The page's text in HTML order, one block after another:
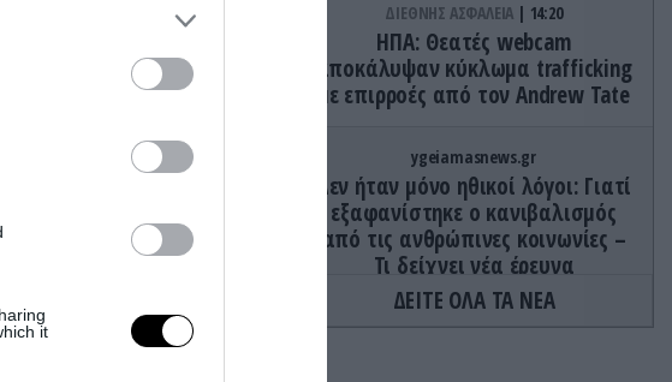
it
ΔΙΕΘΝΗΣ ΑΣΦΑΛΕΙΑ 14:20
ΗΠΑ: Θεατές webcam
αποκάλυψαν κύκλωμα trafficking
με επιρροές από τον Andrew Tate
ygeiamasnews.gr
Δεν ήταν μόνο ηθικοί λόγοι: Γιατί
εξαφανίστηκε ο κανιβαλισμός
από τις ανθρώπινες κοινωνίες –
Τι δείχνει νέα έρευνα
ΠΡΟΣΩΠΑ 14:15
ΔΕΙΤΕ ΟΛΑ ΤΑ ΝΕΑ